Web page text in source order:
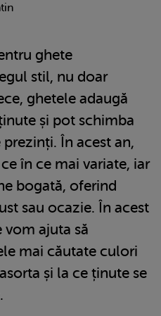
ghete
stil, nu doar
ghetele adaugă
și pot schimba
În acest an,
în ce mai variate, iar
bogată, oferind
sau ocazie. În acest
vom ajuta să
mai căutate culori
și la ce ținute se